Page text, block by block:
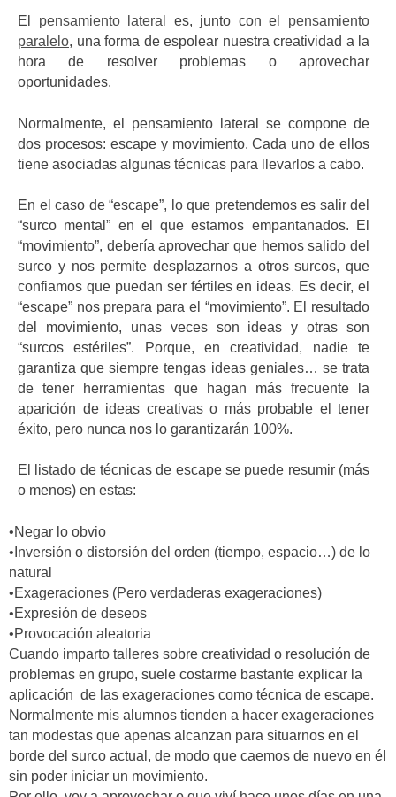
El pensamiento lateral es, junto con el pensamiento
paralelo, una forma de espolear nuestra creatividad a la
hora de resolver problemas o aprovechar
oportunidades.
Normalmente, el pensamiento lateral se compone de
dos procesos: escape y movimiento. Cada uno de ellos
tiene asociadas algunas técnicas para llevarlos a cabo.
En el caso de “escape”, lo que pretendemos es salir del
“surco mental” en el que estamos empantanados. El
“movimiento”, debería aprovechar que hemos salido del
surco y nos permite desplazarnos a otros surcos, que
confiamos que puedan ser fértiles en ideas. Es decir, el
“escape” nos prepara para el “movimiento”. El resultado
del movimiento, unas veces son ideas y otras son
“surcos estériles”. Porque, en creatividad, nadie te
garantiza que siempre tengas ideas geniales… se trata
de tener herramientas que hagan más frecuente la
aparición de ideas creativas o más probable el tener
éxito, pero nunca nos lo garantizarán 100%.
El listado de técnicas de escape se puede resumir (más
o menos) en estas:
•Negar lo obvio
•Inversión o distorsión del orden (tiempo, espacio…) de lo
natural
•Exageraciones (Pero verdaderas exageraciones)
•Expresión de deseos
•Provocación aleatoria
Cuando imparto talleres sobre creatividad o resolución de
problemas en grupo, suele costarme bastante explicar la
aplicación de las exageraciones como técnica de escape.
Normalmente mis alumnos tienden a hacer exageraciones
tan modestas que apenas alcanzan para situarnos en el
borde del surco actual, de modo que caemos de nuevo en él
sin poder iniciar un movimiento.